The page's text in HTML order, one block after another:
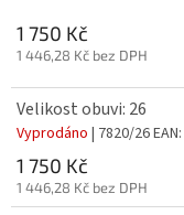
1 750 Kč
1 446,28 Kč bez DPH
Velikost obuvi: 26
Vyprodáno | 7820/26EAN:
1 750 Kč
1 446,28 Kč bez DPH